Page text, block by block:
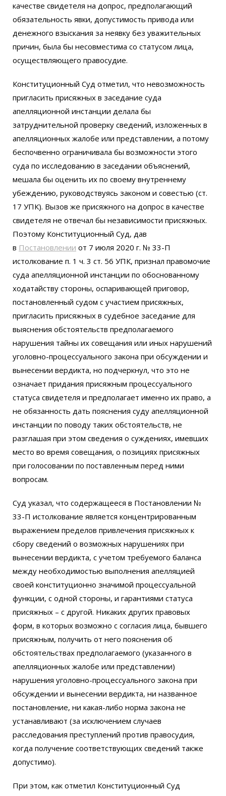
качестве свидетеля на допрос, предполагающий
обязательность явки, допустимость привода или
денежного взыскания за неявку без уважительных
причин, была бы несовместима со статусом лица,
осуществляющего правосудие.
Конституционный Суд отметил, что невозможность
пригласить присяжных в заседание суда
апелляционной инстанции делала бы
затруднительной проверку сведений, изложенных в
апелляционных жалобе или представлении, а потому
беспочвенно ограничивала бы возможности этого
суда по исследованию в заседании объяснений,
мешала бы оценить их по своему внутреннему
убеждению, руководствуясь законом и совестью (ст.
17 УПК). Вызов же присяжного на допрос в качестве
свидетеля не отвечал бы независимости присяжных.
Поэтому Конституционный Суд, дав
в Постановлении от 7 июля 2020 г. № 33-П
истолкование п. 1 ч. 3 ст. 56 УПК, признал правомочие
суда апелляционной инстанции по обоснованному
ходатайству стороны, оспаривающей приговор,
постановленный судом с участием присяжных,
пригласить присяжных в судебное заседание для
выяснения обстоятельств предполагаемого
нарушения тайны их совещания или иных нарушений
уголовно-процессуального закона при обсуждении и
вынесении вердикта, но подчеркнул, что это не
означает придания присяжным процессуального
статуса свидетеля и предполагает именно их право, а
не обязанность дать пояснения суду апелляционной
инстанции по поводу таких обстоятельств, не
разглашая при этом сведения о суждениях, имевших
место во время совещания, о позициях присяжных
при голосовании по поставленным перед ними
вопросам.
Суд указал, что содержащееся в Постановлении №
33-П истолкование является концентрированным
выражением пределов привлечения присяжных к
сбору сведений о возможных нарушениях при
вынесении вердикта, с учетом требуемого баланса
между необходимостью выполнения апелляцией
своей конституционно значимой процессуальной
функции, с одной стороны, и гарантиями статуса
присяжных – с другой. Никаких других правовых
форм, в которых возможно с согласия лица, бывшего
присяжным, получить от него пояснения об
обстоятельствах предполагаемого (указанного в
апелляционных жалобе или представлении)
нарушения уголовно-процессуального закона при
обсуждении и вынесении вердикта, ни названное
постановление, ни какая-либо норма закона не
устанавливают (за исключением случаев
расследования преступлений против правосудия,
когда получение соответствующих сведений также
допустимо).
При этом, как отметил Конституционный Суд